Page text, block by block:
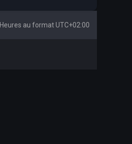
Heures au formatUTC+02:00